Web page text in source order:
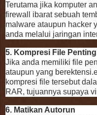
Terutama jika komputer
firewall ibarat sebuah
malware ataupun hacker
anda melalui jaringan
5. Kompresi File
Jika anda memiliki file
ataupun yang
kompresi file tersebut
RAR, tujuannya supaya
6. Matikan Autorun